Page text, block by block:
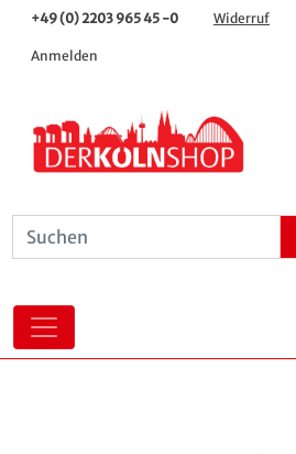
+49 (0) 2203 965 45 -0 Widerruf
Anmelden